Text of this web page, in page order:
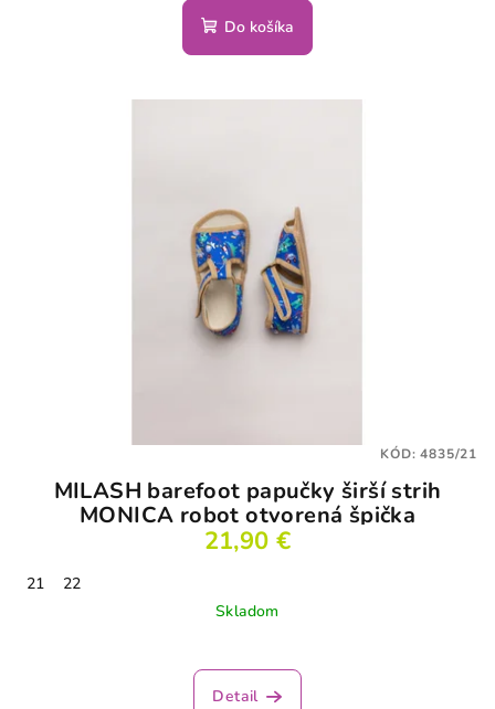
Do košíka
MILASH barefoot papučky širší strih
MONICA robot otvorená špička
21,90 €
21
22
Skladom
hodnotenie
produktu
Detail
KÓD:4835/21